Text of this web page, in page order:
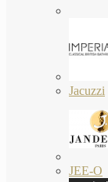
Jacuzzi
JEE-O